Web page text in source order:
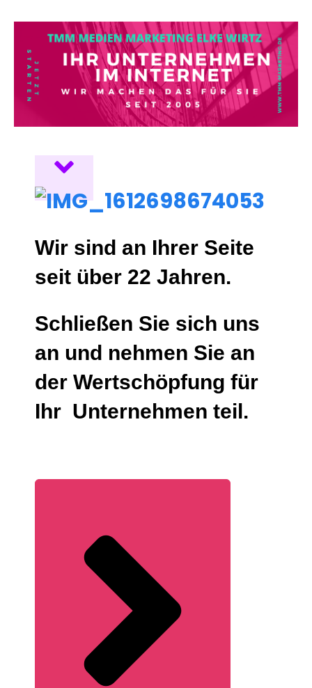
Wir sind an Ihrer Seite
seit über 22 Jahren.
Schließen Sie sich uns
an und nehmen Sie an
der Wertschöpfung für
Ihr Unternehmen teil.